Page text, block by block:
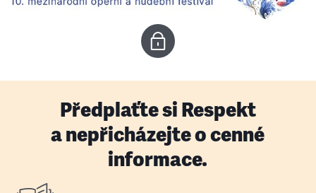
Předplaťte si Respekt
a nepřicházejte o cenné
informace.